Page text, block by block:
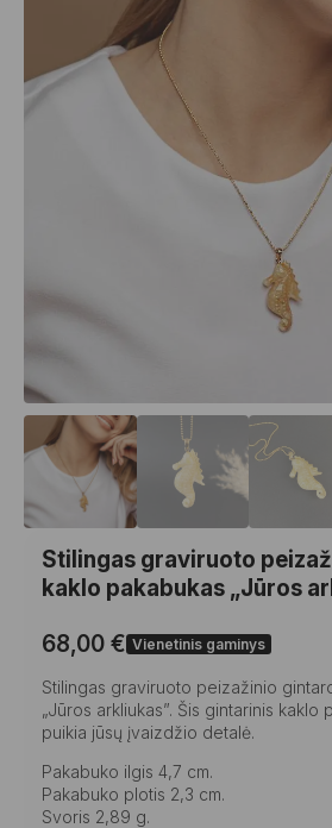
Stilingas graviruoto
kaklo pakabukas „Jūros
68,00 € Vienetinis gaminys
Stilingas graviruoto peizažinio
„Jūros arkliukas”. Šis gintarinis kaklo
puikia jūsų įvaizdžio detalė.
Pakabuko ilgis 4,7 cm.
Pakabuko plotis 2,3 cm.
Svoris 2,89 g.